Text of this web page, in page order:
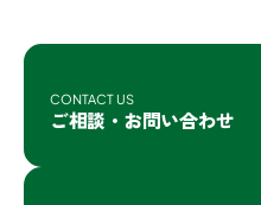
CONTACT US
ご相談・お問い合わせ